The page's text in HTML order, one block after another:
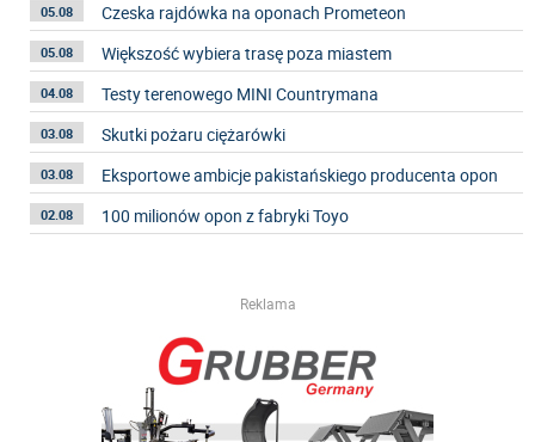
05.08 Czeska rajdówka na oponach Prometeon
05.08 Większość wybiera trasę poza miastem
04.08 Testy terenowego MINI Countrymana
03.08 Skutki pożaru ciężarówki
03.08 Eksportowe ambicje pakistańskiego producenta opon
02.08 100 milionów opon z fabryki Toyo
Reklama